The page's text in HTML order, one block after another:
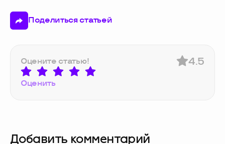
Поделиться статьей
Оцените статью!
Оценить
4.5
Добавить комментарий